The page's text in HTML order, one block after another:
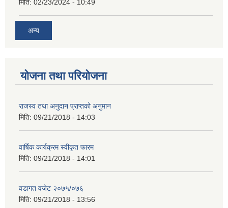
मिति: 02/23/2024 - 10:49
अन्य
योजना तथा परियोजना
राजस्व तथा अनुदान प्राप्तको अनुमान
मिति: 09/21/2018 - 14:03
वार्षिक कार्यक्रम स्वीकृत फारम
मिति: 09/21/2018 - 14:01
वडागत वजेट २०७५/०७६
मिति: 09/21/2018 - 13:56